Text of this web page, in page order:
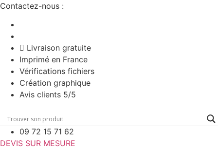
Aller
contenu
Contactez-nous :
Livraison gratuite
Imprimé en France
Vérifications fichiers
Création graphique
Avis clients 5/5
09 72 15 71 62
DEVIS SUR MESURE